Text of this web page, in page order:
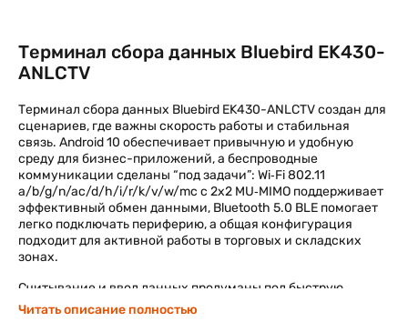
Терминал сбора данных Bluebird EK430-
ANLCTV
Терминал сбора данных Bluebird EK430-ANLCTV создан для
сценариев, где важны скорость работы и стабильная
связь. Android 10 обеспечивает привычную и удобную
среду для бизнес-приложений, а беспроводные
коммуникации сделаны “под задачи”: Wi‑Fi 802.11
a/b/g/n/ac/d/h/i/r/k/v/w/mc с 2x2 MU‑MIMO поддерживает
эффективный обмен данными, Bluetooth 5.0 BLE помогает
легко подключать периферию, а общая конфигурация
подходит для активной работы в торговых и складских
зонах.
Считывание и ввод данных продуманы под быструю
операционную рутину: 1D/2D imager с LED Aimer позволяет
Читать описание полностью